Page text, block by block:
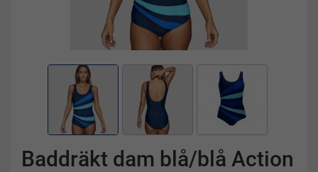
Baddräkt dam blå/blå Action